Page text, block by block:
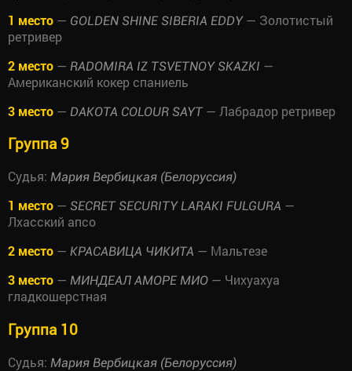
1 место — GOLDEN SHINE SIBERIA EDDY— Золотистый
ретривер
2 место — RADOMIRA IZ TSVETNOY SKAZKI —
Американский кокер спаниель
3 место — DAKOTA COLOUR SAYT— Лабрадор ретривер
Группа 9
Судья: Мария Вербицкая (Белоруссия)
1 место — SECRET SECURITY LARAKI FULGURA —
Лхасский апсо
2 место — КРАСАВИЦА ЧИКИТА — Мальтезе
3 место — МИНДЕАЛ АМОРЕ МИО — Чихуахуа
гладкошерстная
Группа 10
Судья: Мария Вербицкая (Белоруссия)